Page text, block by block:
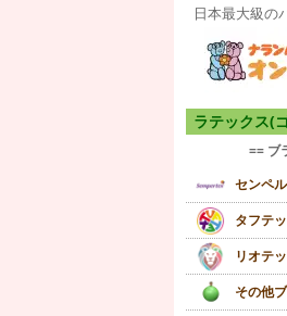
日本最大級の
ラテックス(
== ブ
センペ
タフテ
リオテ
その他